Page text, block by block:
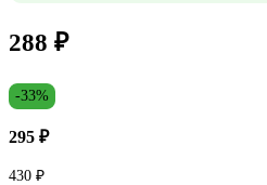
288 ₽
-33%
295 ₽
430 ₽